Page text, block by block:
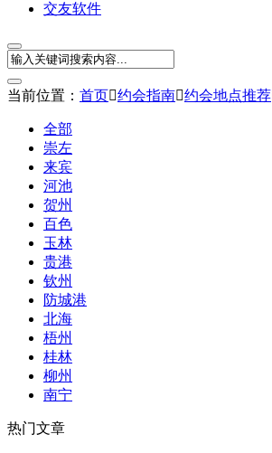
交友软件
当前位置： 首页约会指南约会地点推荐
全部
崇左
来宾
河池
贺州
百色
玉林
贵港
钦州
防城港
北海
梧州
桂林
柳州
南宁
热门文章